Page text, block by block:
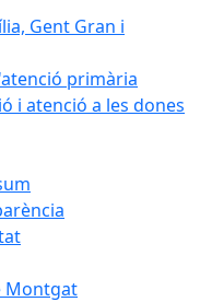
Gent Gran i
primària
i atenció a les dones
Montgat